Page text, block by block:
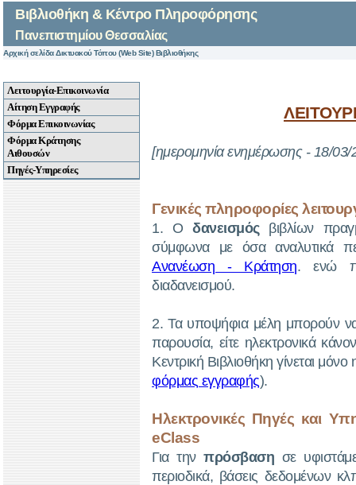
Βιβλιοθήκη & Κέντρο Πληροφόρησης
Πανεπιστημίου Θεσσαλίας
Αρχική σελίδα Δικτυακού Τόπου (Web Site) Βιβλιοθήκης
Λειτουργία-Επικοινωνία
Αίτηση Εγγραφής
Φόρμα Επικοινωνίας
Φόρμα Κράτησης
Αιθουσών
Πηγές-Υπηρεσίες
[ημερομηνία ενημέρωσης - 18/03/
Γενικές πληροφορίες
1. Ο δανεισμόςβιβλίων
σύμφωνα με όσα αναλυτικά
Ανανέωση - Κράτηση. ενώ
διαδανεισμού.
2.Τα υποψήφια μέλη μπορούν να
παρουσία, είτε ηλεκτρονικά
Κεντρική Βιβλιοθήκη γίνεται
φόρμας εγγραφής).
Ηλεκτρονικές Πηγές και
eClass
Για τηνπρόσβαση σε
περιοδικά, βάσεις δεδομένων